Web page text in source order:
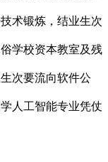
术锻炼，结业生次
学校资本教室及残
次要流向软件公
人工智能专业凭仗